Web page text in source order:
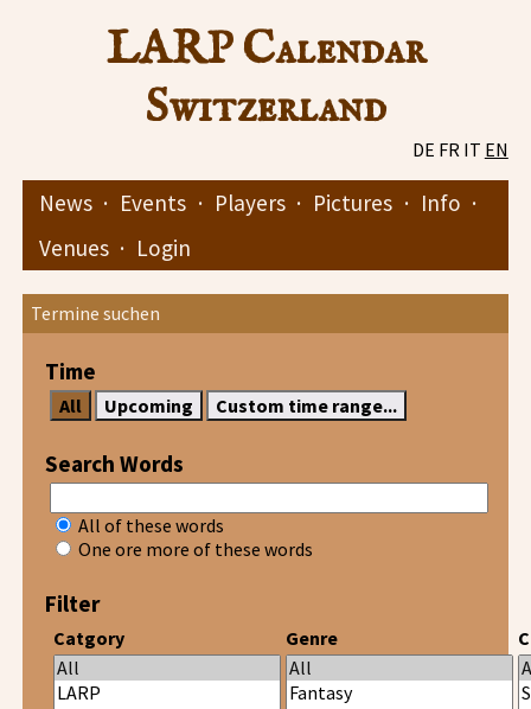
LARP Calendar
Switzerland
DE FR IT EN
News · Events · Players · Pictures · Info ·
Venues · Login
Termine suchen
Time
Search Words
All of these words
One ore more of these words
Filter
Catgory Genre